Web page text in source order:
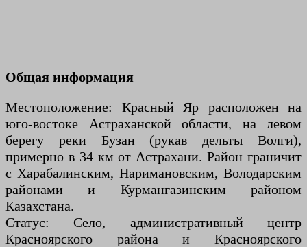
Общая информация
Местоположение: Красный Яр расположен на
юго-востоке Астраханской области, на левом
берегу реки Бузан (рукав дельты Волги),
примерно в 34 км от Астрахани. Район граничит
с Харабалинским, Наримановским, Володарским
районами и Курмангазинским районом
Казахстана.
Статус: Село, административный центр
Красноярского района и Красноярского